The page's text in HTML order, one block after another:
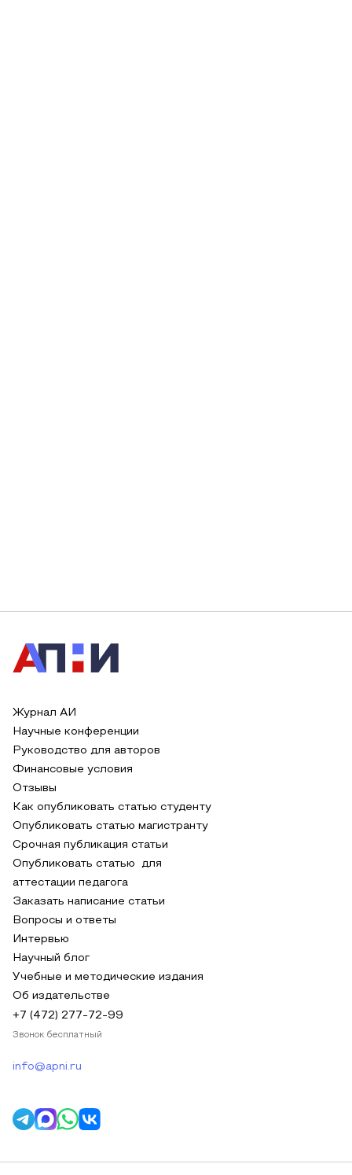
Журнал АИ
Научные конференции
Руководство для авторов
Финансовые условия
Отзывы
Как опубликовать статью студенту
Опубликовать статью магистранту
Срочная публикация статьи
Опубликовать статью для
аттестации педагога
Заказать написание статьи
Вопросы и ответы
Интервью
Научный блог
Учебные и методические издания
Об издательстве
+7 (472) 277-72-99
Звонок бесплатный
info@apni.ru